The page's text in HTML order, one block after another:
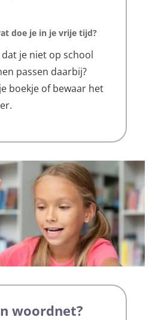
doe je in je vrije tijd?
je niet op school
passen daarbij?
boekje of bewaar het
woordnet?